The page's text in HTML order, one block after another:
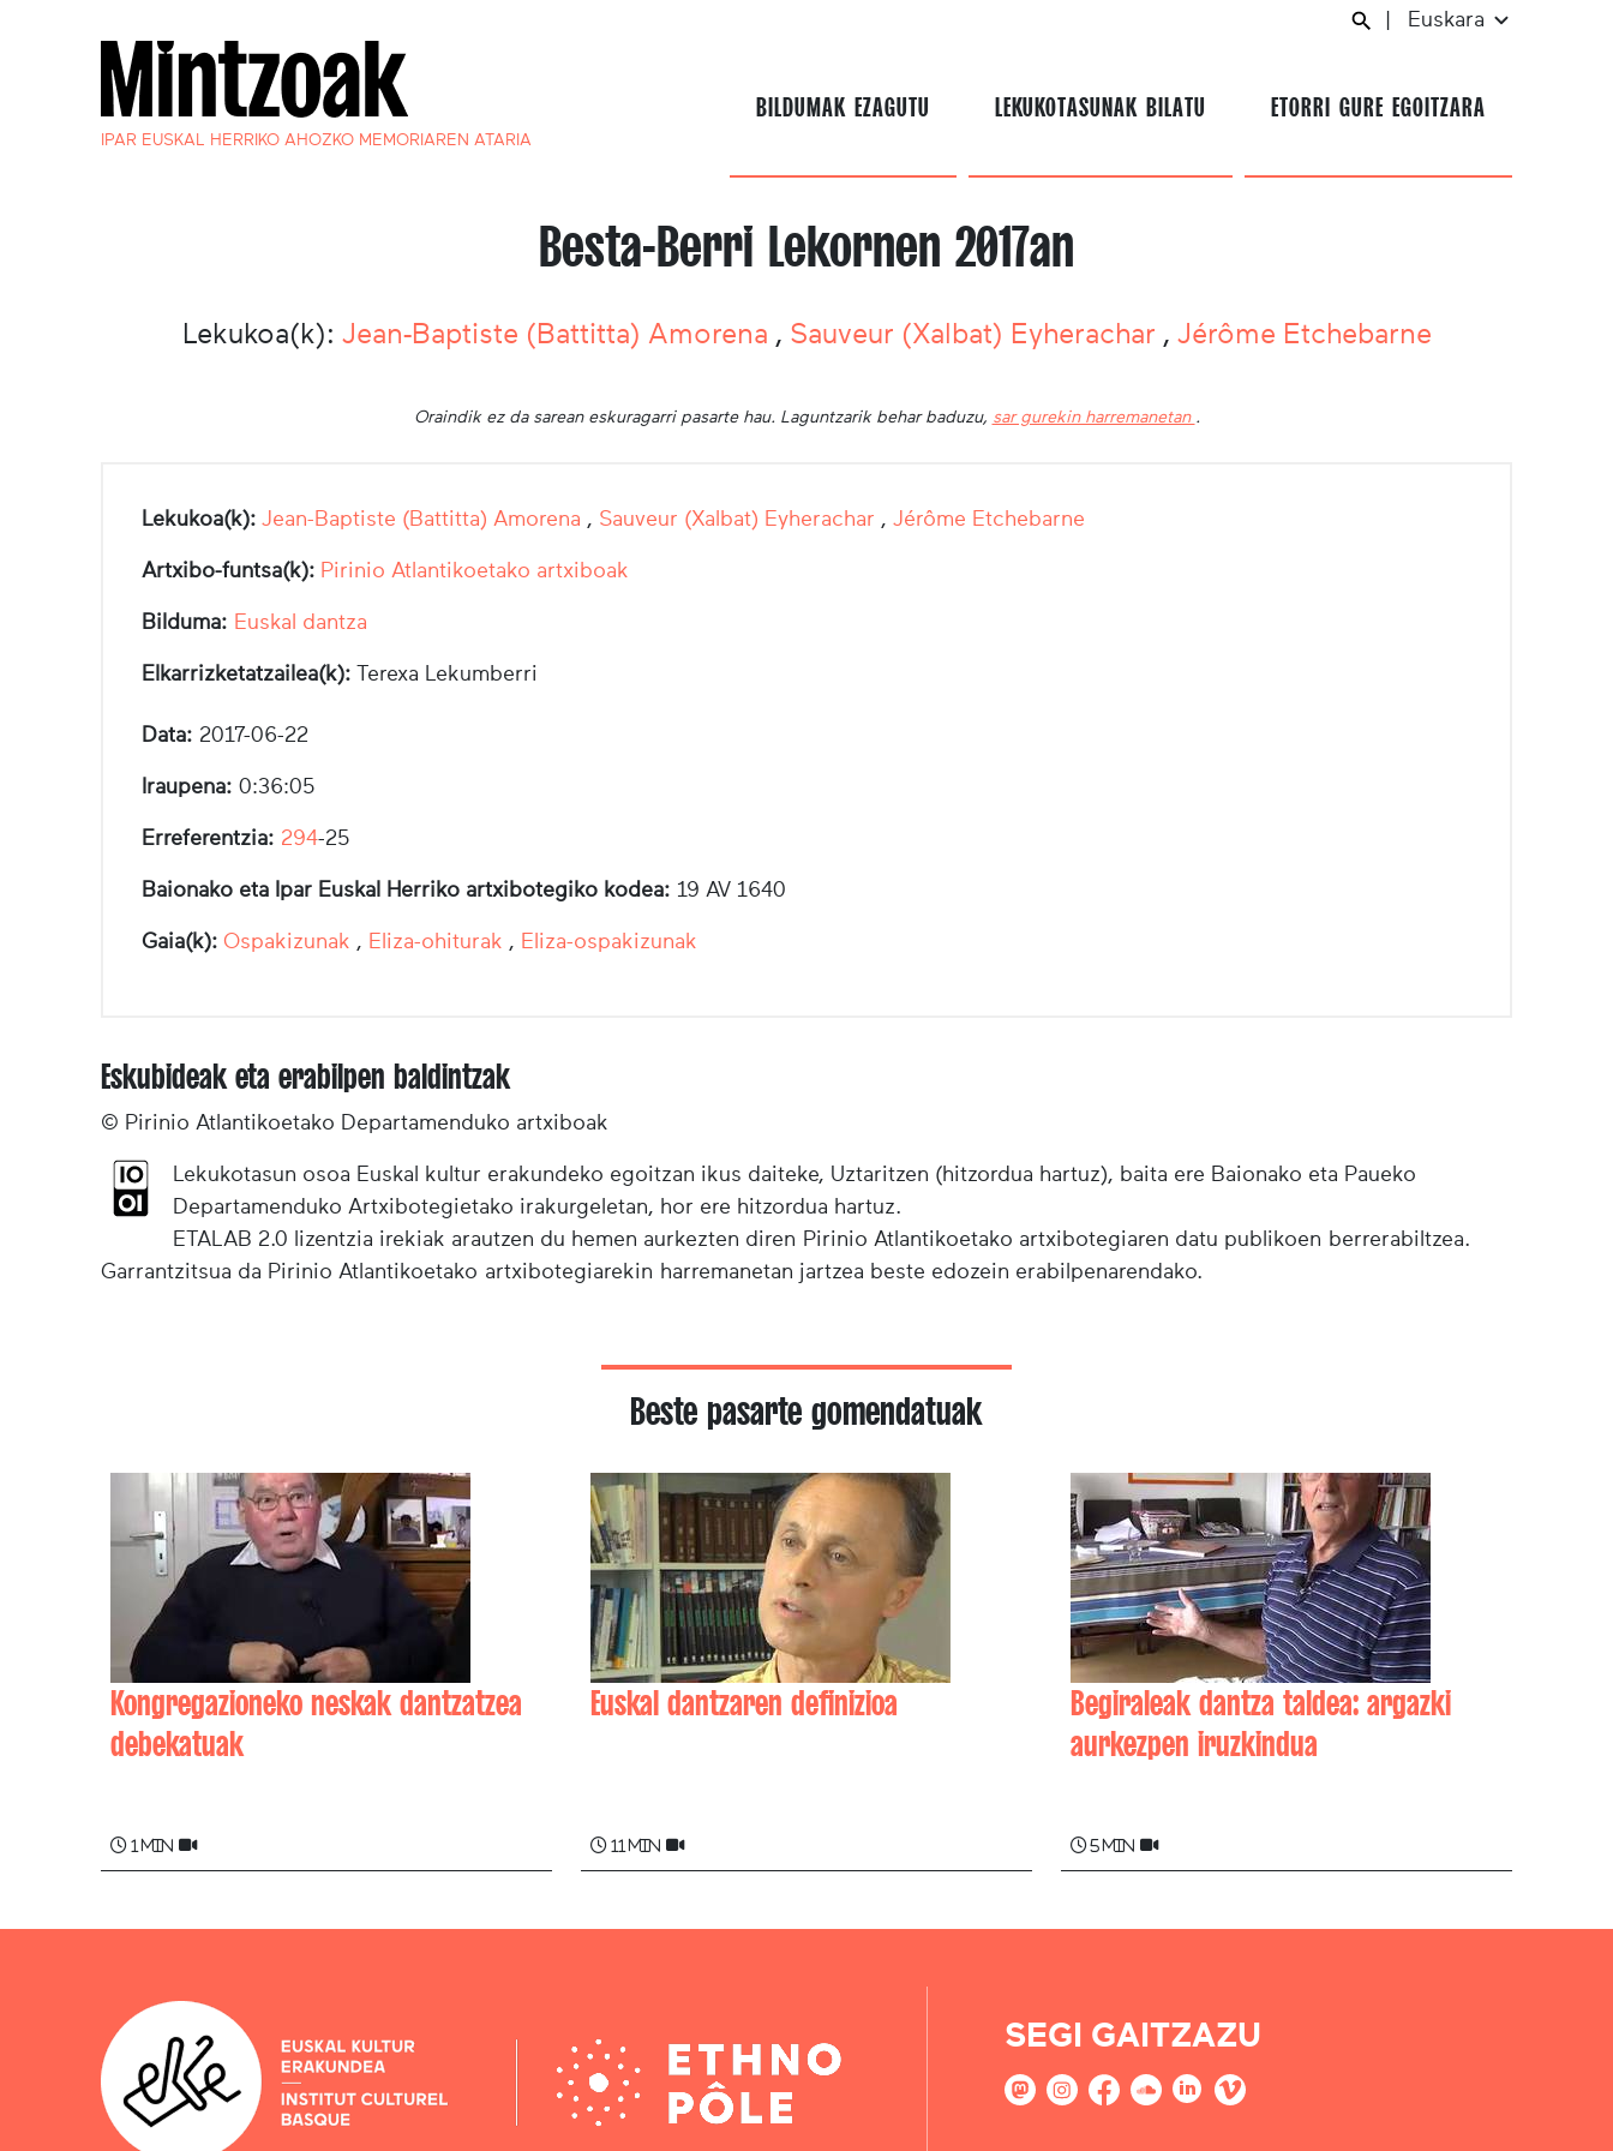
IPAR EUSKAL HERRIKO AHOZKO MEMORIAREN ATARIA
Euskara
BILDUMAK EZAGUTU LEKUKOTASUNAK BILATU ETORRI GURE EGOITZARA
Besta-Berri Lekornen 2017an
Lekukoa(k): Jean-Baptiste (Battitta) Amorena , Sauveur (Xalbat) Eyherachar , Jérôme Etchebarne
Oraindik ez da sarean eskuragarri pasarte hau. Laguntzarik behar baduzu, sar gurekin harremanetan .
Lekukoa(k): Jean-Baptiste (Battitta) Amorena , Sauveur (Xalbat) Eyherachar , Jérôme Etchebarne
Artxibo-funtsa(k): Pirinio Atlantikoetako artxiboak
Bilduma: Euskal dantza
Elkarrizketatzailea(k): Terexa Lekumberri
Data: 2017-06-22
Iraupena: 0:36:05
Erreferentzia: 294-25
Baionako eta Ipar Euskal Herriko artxibotegiko kodea: 19 AV 1640
Gaia(k): Ospakizunak , Eliza-ohiturak , Eliza-ospakizunak
Eskubideak eta erabilpen baldintzak
© Pirinio Atlantikoetako Departamenduko artxiboak
Lekukotasun osoa Euskal kultur erakundeko egoitzan ikus daiteke, Uztaritzen (hitzordua hartuz), baita ere Baionako eta Paueko
Departamenduko Artxibotegietako irakurgeletan, hor ere hitzordua hartuz.
ETALAB 2.0 lizentzia irekiak arautzen du hemen aurkezten diren Pirinio Atlantikoetako artxibotegiaren datu publikoen berrerabiltzea.
Garrantzitsua da Pirinio Atlantikoetako artxibotegiarekin harremanetan jartzea beste edozein erabilpenarendako.
Beste pasarte gomendatuak
Kongregazioneko neskak dantzatzea
debekatuak
1 min
Euskal dantzaren definizioa
11 min
Begiraleak dantza taldea: argazki
aurkezpen iruzkindua
5 min
SEGI GAITZAZU